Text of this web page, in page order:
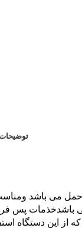
می باشد
می باشدخذمات
به کار خواهد گرفتسیب طب با